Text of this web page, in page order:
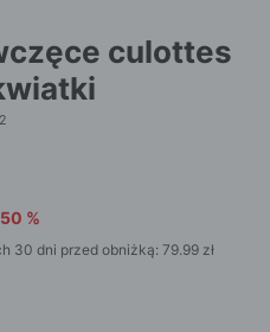
50 %
30 dni przed obniżką: 79.99 zł